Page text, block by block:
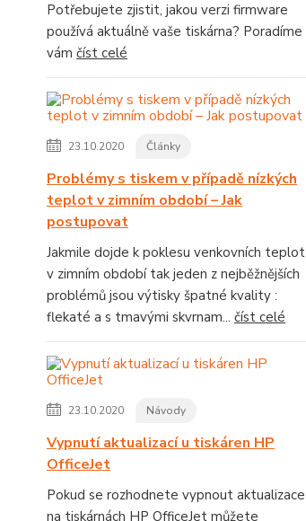
Potřebujete zjistit, jakou verzi firmware
používá aktuálně vaše tiskárna? Poradíme
vám číst celé
23.10.2020 Články
Problémy s tiskem v případě nízkých
teplot v zimním období – Jak
postupovat
Jakmile dojde k poklesu venkovních teplot
v zimním období tak jeden z nejběžnějších
problémů jsou výtisky špatné kvality :
flekaté a s tmavými skvrnam... číst celé
23.10.2020 Návody
Vypnutí aktualizací u tiskáren HP
OfficeJet
Pokud se rozhodnete vypnout aktualizace
na tiskárnách HP OfficeJet můžete